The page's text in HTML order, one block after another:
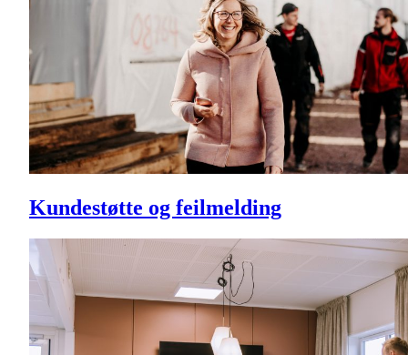
Kundestøtte og feilmelding